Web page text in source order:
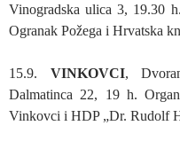
Vinogradska ulica 3, 19.30
Ogranak Požega i Hrvatska
15.9. VINKOVCI,
Dalmatinca 22, 19 h.
Vinkovci i HDP „Dr. Rudolf